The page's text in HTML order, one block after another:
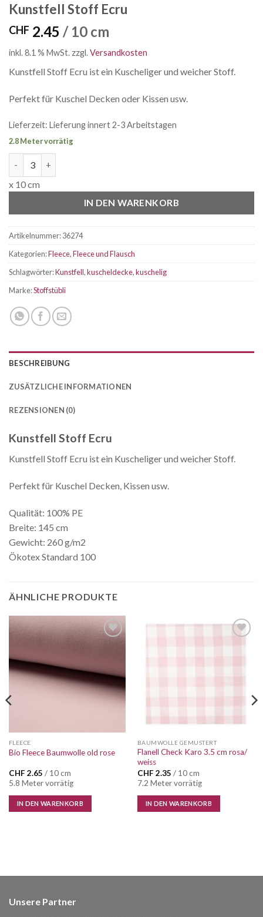
Kunstfell Stoff Ecru
CHF 2.45 / 10 cm
inkl. 8.1 % MwSt. zzgl.Versandkosten
Kunstfell Stoff Ecru ist ein Kuscheliger und weicher Stoff.
Perfekt für Kuschel Decken oder Kissen usw.
Lieferzeit: Lieferung innert 2-3 Arbeitstagen
2.8 Meter vorrätig
x 10 cm
IN DEN WARENKORB
Artikelnummer:36274
Kategorien:Fleece,Fleece und Flausch
Schlagwörter:Kunstfell,kuscheldecke,kuschelig
Marke:Stoffstübli
BESCHREIBUNG
ZUSÄTZLICHE INFORMATIONEN
REZENSIONEN (0)
Kunstfell Stoff Ecru
Kunstfell Stoff Ecru ist ein Kuscheliger und weicher Stoff.
Perfekt für Kuschel Decken, Kissen usw.
Qualität: 100% PE
Breite: 145 cm
Gewicht: 260 g/m2
Ökotex Standard 100
ÄHNLICHE PRODUKTE
FLEECE
Bio Fleece Baumwolle old rose
CHF 2.65 / 10 cm
5.8 Meter vorrätig
IN DEN WARENKORB
BAUMWOLLE GEMUSTERT
Flanell Check Karo 3.5 cm rosa/
weiss
CHF 2.35 / 10 cm
7.2 Meter vorrätig
IN DEN WARENKORB
Unsere Partner